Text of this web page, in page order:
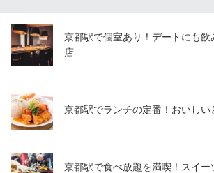
京都駅で個室あり！デートにも
店
京都駅でランチの定番！おいしい
京都駅で食べ放題を満喫！スイー